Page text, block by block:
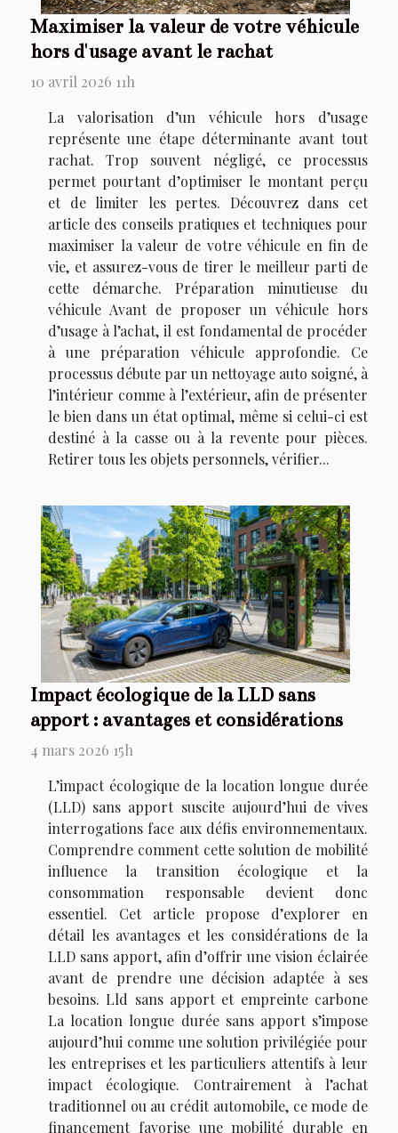
Maximiser la valeur de votre véhicule
hors d'usage avant le rachat
10 avril 2026 11h
La valorisation d’un véhicule hors d’usage
représente une étape déterminante avant tout
rachat. Trop souvent négligé, ce processus
permet pourtant d’optimiser le montant perçu
et de limiter les pertes. Découvrez dans cet
article des conseils pratiques et techniques pour
maximiser la valeur de votre véhicule en fin de
vie, et assurez-vous de tirer le meilleur parti de
cette démarche. Préparation minutieuse du
véhicule Avant de proposer un véhicule hors
d’usage à l’achat, il est fondamental de procéder
à une préparation véhicule approfondie. Ce
processus débute par un nettoyage auto soigné, à
l’intérieur comme à l’extérieur, afin de présenter
le bien dans un état optimal, même si celui-ci est
destiné à la casse ou à la revente pour pièces.
Retirer tous les objets personnels, vérifier...
Impact écologique de la LLD sans
apport : avantages et considérations
4 mars 2026 15h
L’impact écologique de la location longue durée
(LLD) sans apport suscite aujourd’hui de vives
interrogations face aux défis environnementaux.
Comprendre comment cette solution de mobilité
influence la transition écologique et la
consommation responsable devient donc
essentiel. Cet article propose d’explorer en
détail les avantages et les considérations de la
LLD sans apport, afin d’offrir une vision éclairée
avant de prendre une décision adaptée à ses
besoins. Lld sans apport et empreinte carbone
La location longue durée sans apport s’impose
aujourd’hui comme une solution privilégiée pour
les entreprises et les particuliers attentifs à leur
impact écologique. Contrairement à l’achat
traditionnel ou au crédit automobile, ce mode de
financement favorise une mobilité durable en